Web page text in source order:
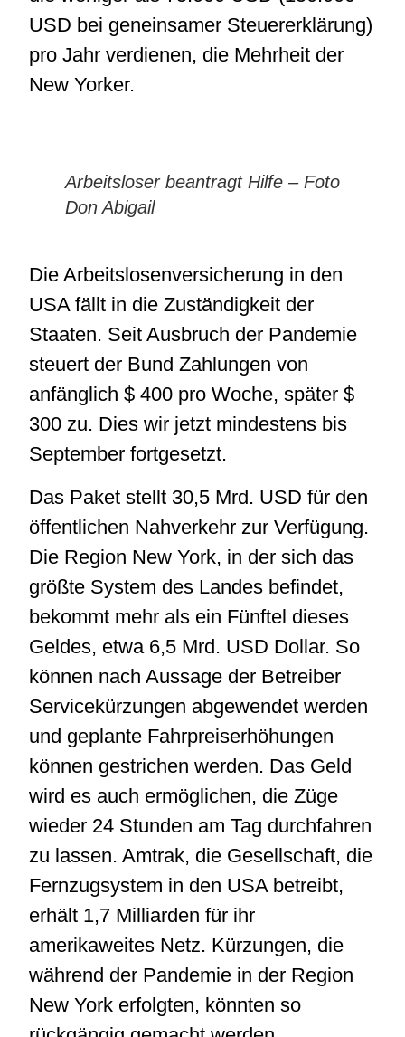
USD bei geneinsamer Steuererklärung)
pro Jahr verdienen, die Mehrheit der
New Yorker.
Arbeitsloser beantragt Hilfe – Foto
Don Abigail
Die Arbeitslosenversicherung in den
USA fällt in die Zuständigkeit der
Staaten. Seit Ausbruch der Pandemie
steuert der Bund Zahlungen von
anfänglich $ 400 pro Woche, später $
300 zu. Dies wir jetzt mindestens bis
September fortgesetzt.
Das Paket stellt 30,5 Mrd. USD für den
öffentlichen Nahverkehr zur Verfügung.
Die Region New York, in der sich das
größte System des Landes befindet,
bekommt mehr als ein Fünftel dieses
Geldes, etwa 6,5 Mrd. USD Dollar. So
können nach Aussage der Betreiber
Servicekürzungen abgewendet werden
und geplante Fahrpreiserhöhungen
können gestrichen werden. Das Geld
wird es auch ermöglichen, die Züge
wieder 24 Stunden am Tag durchfahren
zu lassen. Amtrak, die Gesellschaft, die
Fernzugsystem in den USA betreibt,
erhält 1,7 Milliarden für ihr
amerikaweites Netz. Kürzungen, die
während der Pandemie in der Region
New York erfolgten, könnten so